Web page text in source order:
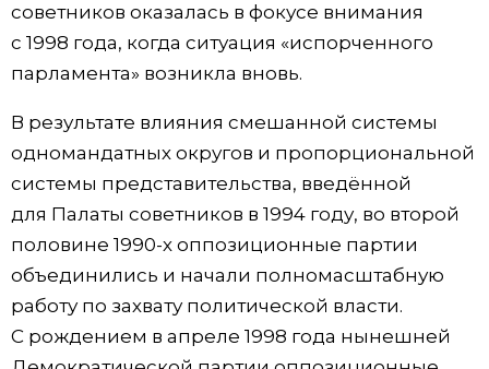
советников оказалась в фокусе внимания
с 1998 года, когда ситуация «испорченного
парламента» возникла вновь.
В результате влияния смешанной системы
одномандатных округов и пропорциональной
системы представительства, введённой
для Палаты советников в 1994 году, во второй
половине 1990-х оппозиционные партии
объединились и начали полномасштабную
работу по захвату политической власти.
С рождением в апреле 1998 года нынешней